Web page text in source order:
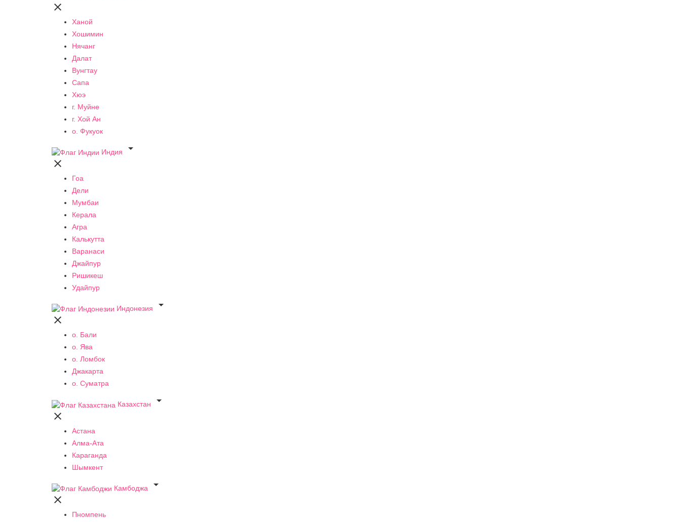

Ханой
Хошимин
Нячанг
Далат
Вунгтау
Сапа
Хюэ
г. Муйне
г. Хой Ан
о. Фукуок
Индия


Гоа
Дели
Мумбаи
Керала
Агра
Калькутта
Варанаси
Джайпур
Ришикеш
Удайпур
Индонезия


о. Бали
о. Ява
о. Ломбок
Джакарта
о. Суматра
Казахстан


Астана
Алма-Ата
Караганда
Шымкент
Камбоджа


Пномпень